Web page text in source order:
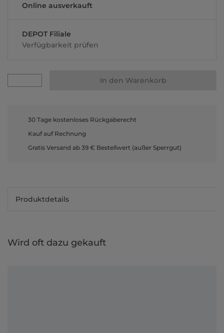
Online ausverkauft
DEPOT Filiale
Verfügbarkeit prüfen
In den Warenkorb
30 Tage kostenloses Rückgaberecht
Kauf auf Rechnung
Gratis Versand ab 39 € Bestellwert (außer Sperrgut)
Produktdetails
Wird oft dazu gekauft